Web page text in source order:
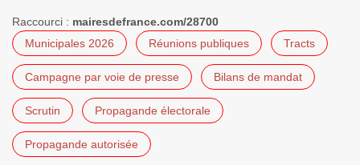
Raccourci : mairesdefrance.com/28700
Municipales 2026
Réunions publiques Tracts
Campagne par voie de presse Bilans de mandat
Scrutin Propagande électorale
Propagande autorisée